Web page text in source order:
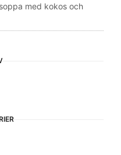
med kokos och